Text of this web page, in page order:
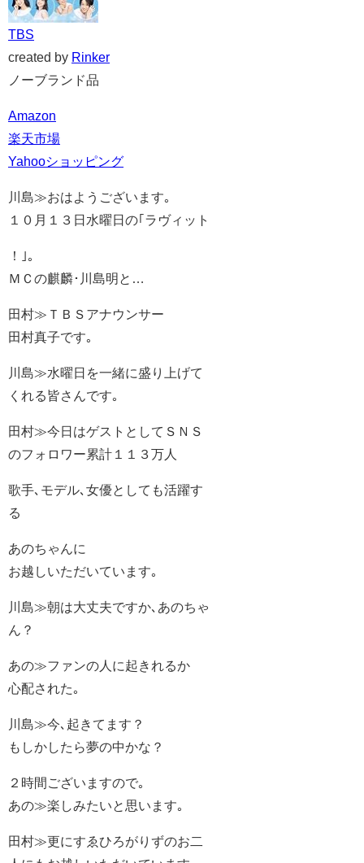
TBS
created by Rinker
ノーブランド品
Amazon
楽天市場
Yahooショッピング
川島≫おはようございます｡
１０月１３日水曜日の｢ラヴィット
！｣｡
ＭＣの麒麟･川島明と…
田村≫ＴＢＳアナウンサー
田村真子です｡
川島≫水曜日を一緒に盛り上げて
くれる皆さんです｡
田村≫今日はゲストとしてＳＮＳ
のフォロワー累計１１３万人
歌手､モデル､女優としても活躍す
る
あのちゃんに
お越しいただいています｡
川島≫朝は大丈夫ですか､あのちゃ
ん？
あの≫ファンの人に起きれるか
心配された｡
川島≫今､起きてます？
もしかしたら夢の中かな？
２時間ございますので｡
あの≫楽しみたいと思います｡
田村≫更にすゑひろがりずのお二